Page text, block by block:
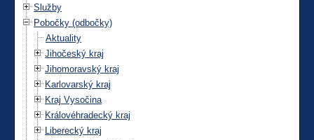
Služby
Pobočky (odbočky)
Aktuality
Jihočeský kraj
Jihomoravský kraj
Karlovarský kraj
Kraj Vysočina
Královéhradecký kraj
Liberecký kraj